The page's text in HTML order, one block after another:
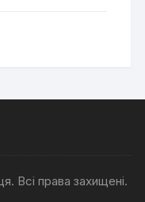
Всі права захищені.